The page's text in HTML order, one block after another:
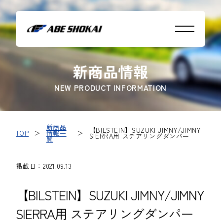
新商品情報
NEW PRODUCT INFORMATION
TOP ＞
新商品
情報一
覧
＞ 【BILSTEIN】SUZUKI JIMNY/JIMNY
SIERRA用 ステアリングダンパー
掲載日：2021.09.13
【BILSTEIN】SUZUKI JIMNY/JIMNY
SIERRA用 ステアリングダンパー